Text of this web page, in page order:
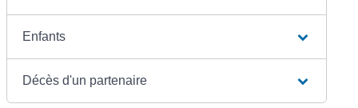
Enfants
Décès d'un partenaire